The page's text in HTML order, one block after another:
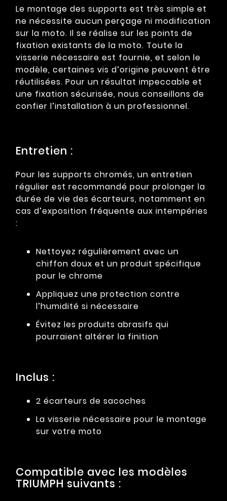
Le montage des supports est très simple et
ne nécessite aucun perçage ni modification
sur la moto. Il se réalise sur les points de
fixation existants de la moto. Toute la
visserie nécessaire est fournie, et selon le
modèle, certaines vis d’origine peuvent être
réutilisées. Pour un résultat impeccable et
une fixation sécurisée, nous conseillons de
confier l’installation à un professionnel.
Entretien :
Pour les supports chromés, un entretien
régulier est recommandé pour prolonger la
durée de vie des écarteurs, notamment en
cas d’exposition fréquente aux intempéries
:
Nettoyez régulièrement avec un
chiffon doux et un produit spécifique
pour le chrome
Appliquez une protection contre
l’humidité si nécessaire
Évitez les produits abrasifs qui
pourraient altérer la finition
Inclus :
2 écarteurs de sacoches
La visserie nécessaire pour le montage
sur votre moto
Compatible avec les modèles
TRIUMPH suivants :